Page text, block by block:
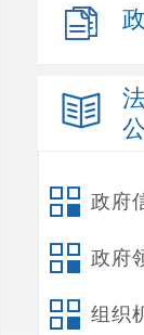
政府
政府
组织